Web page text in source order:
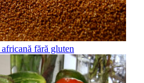
fără gluten